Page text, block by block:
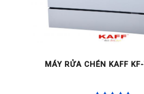
MÁY RỬA CHÉN KAFF